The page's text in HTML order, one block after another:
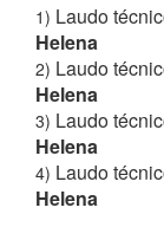
1) Laudo
Helena
2) Laudo
Helena
3) Laudo
Helena
4) Laudo
Helena